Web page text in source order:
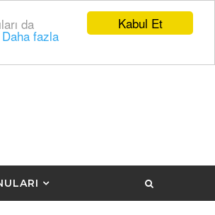
Kabul Et
da
Daha fazla